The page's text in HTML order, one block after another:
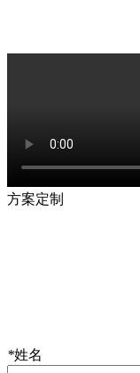
方案定制
*姓名